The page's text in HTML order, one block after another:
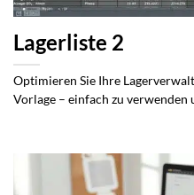
Lagerliste 2
Optimieren Sie Ihre
Vorlage – einfach zu verwenden